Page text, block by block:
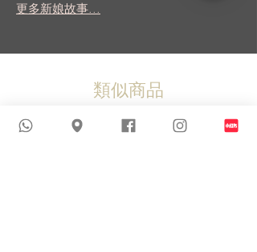
更多新娘故事...
類似商品
新到貨品